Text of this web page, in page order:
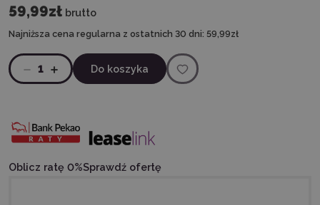
59,99zł brutto
Najniższa cena regularna z ostatnich 30 dni: 59,99zł
1 Do koszyka
Oblicz ratę 0%Sprawdź ofertę